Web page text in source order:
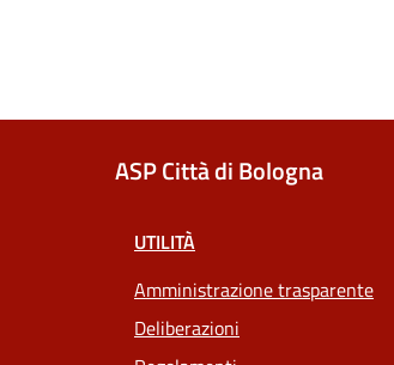
ASP Città di Bologna
UTILITÀ
Amministrazione trasparente
Deliberazioni